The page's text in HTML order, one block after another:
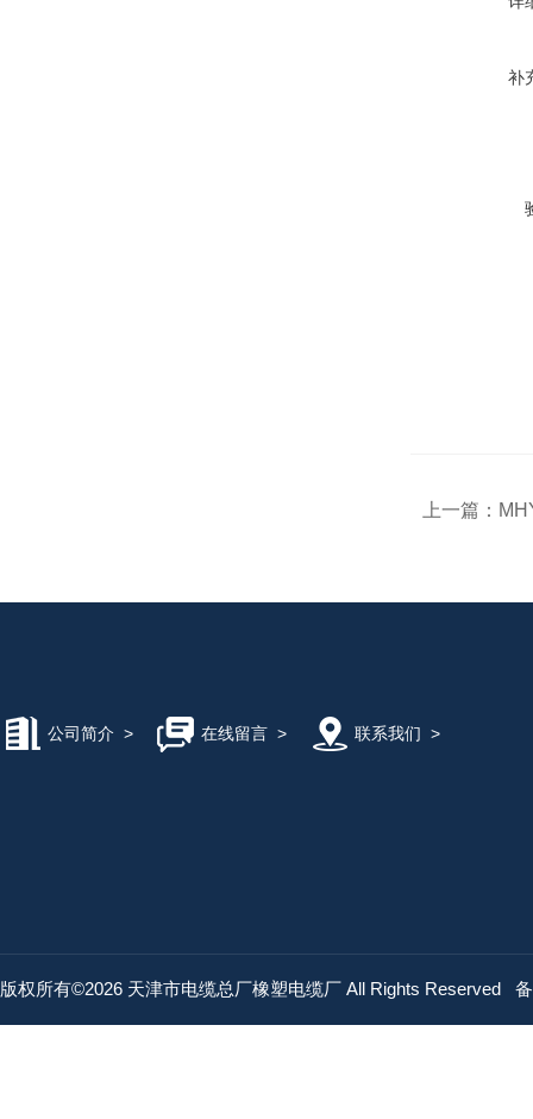
补
上一篇：
公司简介 > 在线留言> 联系我们 >
版权所有©2026 天津市电缆总厂橡塑电缆厂 All Rights Reserved